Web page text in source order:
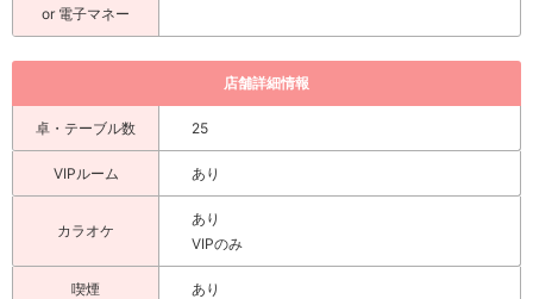
or 電子マネー
店舗詳細情報
卓・テーブル数 25
VIPルーム あり
カラオケ
あり
VIPのみ
喫煙 あり